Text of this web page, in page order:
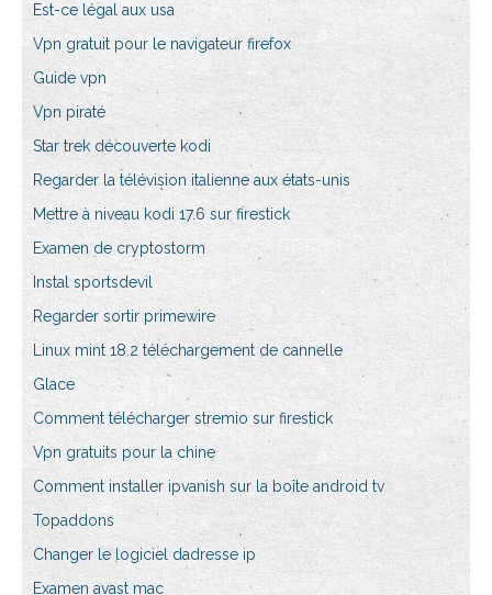
Est-ce légal aux usa
Vpn gratuit pour le navigateur firefox
Guide vpn
Vpn piraté
Star trek découverte kodi
Regarder la télévision italienne aux états-unis
Mettre à niveau kodi 17.6 sur firestick
Examen de cryptostorm
Instal sportsdevil
Regarder sortir primewire
Linux mint 18.2 téléchargement de cannelle
Glace
Comment télécharger stremio sur firestick
Vpn gratuits pour la chine
Comment installer ipvanish sur la boîte android tv
Topaddons
Changer le logiciel dadresse ip
Examen avast mac